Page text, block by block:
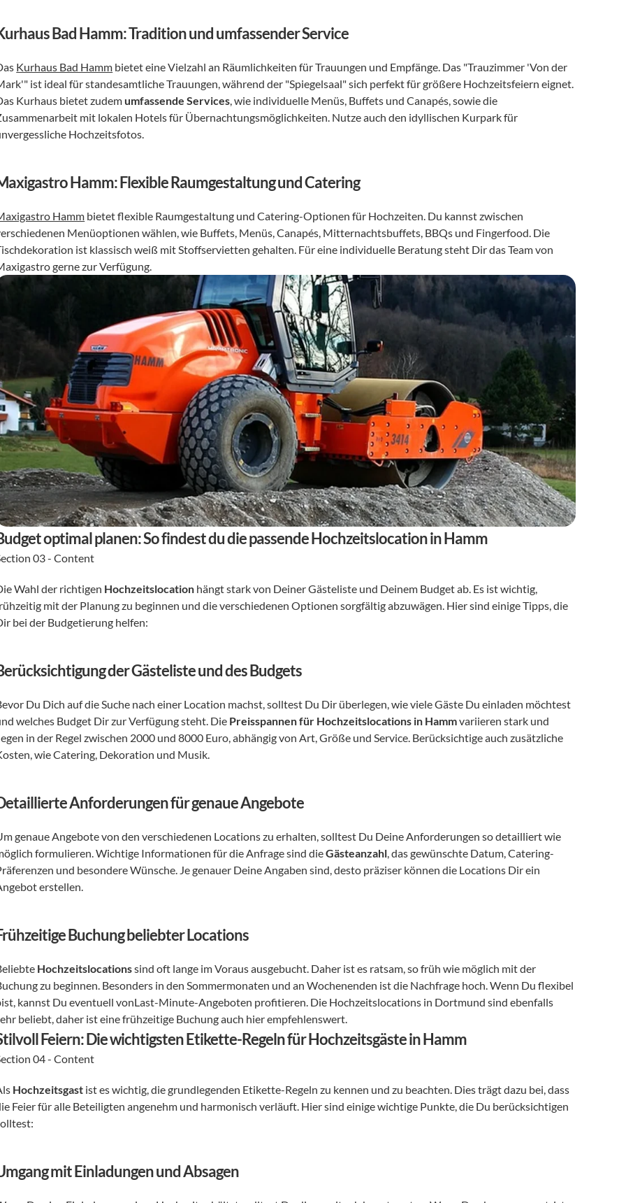
Bad Hamm: Tradition und umfassender Service
Kurhaus Bad Hamm bietet eine Vielzahl an Räumlichkeiten für Trauungen und Empfänge. Das "Trauzimmer 'Von der
ist ideal für standesamtliche Trauungen, während der "Spiegelsaal" sich perfekt für größere Hochzeitsfeiern eignet.
Kurhaus bietet zudem umfassende Services, wie individuelle Menüs, Buffets und Canapés, sowie die
mit lokalen Hotels für Übernachtungsmöglichkeiten. Nutze auch den idyllischen Kurpark für
Hochzeitsfotos.
Hamm: Flexible Raumgestaltung und Catering
Hamm bietet flexible Raumgestaltung und Catering-Optionen für Hochzeiten. Du kannst zwischen
Menüoptionen wählen, wie Buffets, Menüs, Canapés, Mitternachtsbuffets, BBQs und Fingerfood. Die
ist klassisch weiß mit Stoffservietten gehalten. Für eine individuelle Beratung steht Dir das Team von
gerne zur Verfügung.
optimal planen: So findest du die passende Hochzeitslocation in Hamm
03 - Content
Wahl der richtigen Hochzeitslocation hängt stark von Deiner Gästeliste und Deinem Budget ab. Es ist wichtig,
mit der Planung zu beginnen und die verschiedenen Optionen sorgfältig abzuwägen. Hier sind einige Tipps, die
bei der Budgetierung helfen:
der Gästeliste und des Budgets
Du Dich auf die Suche nach einer Location machst, solltest Du Dir überlegen, wie viele Gäste Du einladen möchtest
welches Budget Dir zur Verfügung steht. Die Preisspannen für Hochzeitslocations in Hamm variieren stark und
in der Regel zwischen 2000 und 8000 Euro, abhängig von Art, Größe und Service. Berücksichtige auch zusätzliche
wie Catering, Dekoration und Musik.
Anforderungen für genaue Angebote
genaue Angebote von den verschiedenen Locations zu erhalten, solltest Du Deine Anforderungen so detailliert wie
formulieren. Wichtige Informationen für die Anfrage sind die Gästeanzahl, das gewünschte Datum, Catering-
und besondere Wünsche. Je genauer Deine Angaben sind, desto präziser können die Locations Dir ein
erstellen.
Buchung beliebter Locations
Hochzeitslocations sind oft lange im Voraus ausgebucht. Daher ist es ratsam, so früh wie möglich mit der
zu beginnen. Besonders in den Sommermonaten und an Wochenenden ist die Nachfrage hoch. Wenn Du flexibel
kannst Du eventuell vonLast-Minute-Angeboten profitieren. Die Hochzeitslocations in Dortmund sind ebenfalls
beliebt, daher ist eine frühzeitige Buchung auch hier empfehlenswert.
Feiern: Die wichtigsten Etikette-Regeln für Hochzeitsgäste in Hamm
04 - Content
Hochzeitsgast ist es wichtig, die grundlegenden Etikette-Regeln zu kennen und zu beachten. Dies trägt dazu bei, dass
Feier für alle Beteiligten angenehm und harmonisch verläuft. Hier sind einige wichtige Punkte, die Du berücksichtigen
mit Einladungen und Absagen